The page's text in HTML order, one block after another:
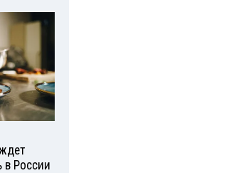
в России